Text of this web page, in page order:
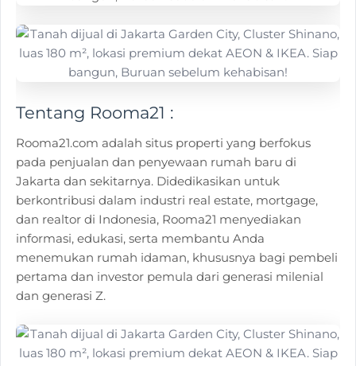
Tentang Rooma21 :
Rooma21.com adalah situs properti yang berfokus
pada penjualan dan penyewaan rumah baru di
Jakarta dan sekitarnya. Didedikasikan untuk
berkontribusi dalam industri real estate, mortgage,
dan realtor di Indonesia, Rooma21 menyediakan
informasi, edukasi, serta membantu Anda
menemukan rumah idaman, khususnya bagi pembeli
pertama dan investor pemula dari generasi milenial
dan generasi Z.